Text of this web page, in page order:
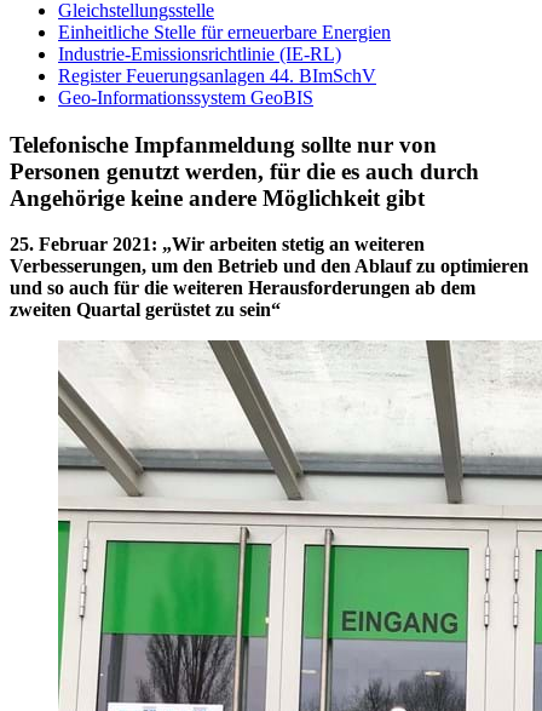
Gleichstellungsstelle
Einheitliche Stelle für erneuerbare Energien
Industrie-Emissionsrichtlinie (IE-RL)
Register Feuerungsanlagen 44. BImSchV
Geo-Informationssystem GeoBIS
Telefonische Impfanmeldung sollte nur von
Personen genutzt werden, für die es auch durch
Angehörige keine andere Möglichkeit gibt
25. Februar 2021: „Wir arbeiten stetig an weiteren
Verbesserungen, um den Betrieb und den Ablauf zu optimieren
und so auch für die weiteren Herausforderungen ab dem
zweiten Quartal gerüstet zu sein“